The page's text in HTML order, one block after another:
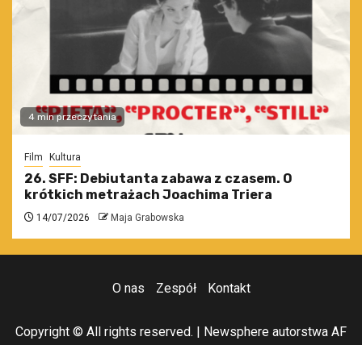
4 min przeczytania
Film Kultura
26. SFF: Debiutanta zabawa z czasem. O
krótkich metrażach Joachima Triera
14/07/2026 Maja Grabowska
O nas Zespół Kontakt
Copyright © All rights reserved. Newsphere autorstwa AF